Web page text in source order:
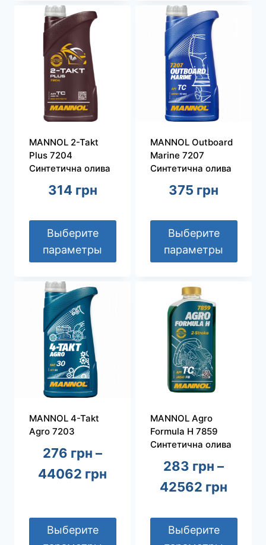
товар
имеет
несколько
вариаций.
Опции
можно
выбрать
странице
товара.
товар
имеет
несколько
вариаций.
Опции
можно
выбрать
странице
товара.
MANNOL 2-Takt
Plus 7204
Синтетична олива
314 грн
Выберите
параметры
товар
имеет
несколько
вариаций.
Опции
можно
выбрать
странице
товара.
MANNOL Outboard
Marine 7207
Синтетична олива
375 грн
Выберите
параметры
имеет
несколько
вариаций.
Опции
можно
выбрать
странице
товара.
MANNOL 4-Takt
Agro 7203
276 грн –
44062 грн диапазон
276 грн
Выберите
MANNOL Agro
Formula H 7859
Синтетична олива
283 грн –
42562 грн
Выберите